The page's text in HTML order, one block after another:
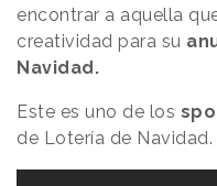
encontrar a aquella
creatividad para su
Navidad.
Este es uno de los
de Lotería de Navidad.